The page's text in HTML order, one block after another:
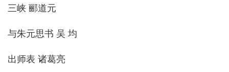
三峡 郦道元
与朱元思书 吴 均
出师表 诸葛亮